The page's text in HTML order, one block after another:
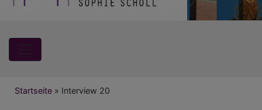
Breadcrumb
Startseite Interview 20